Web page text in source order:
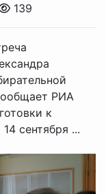
139
РИА
к
сентября ...